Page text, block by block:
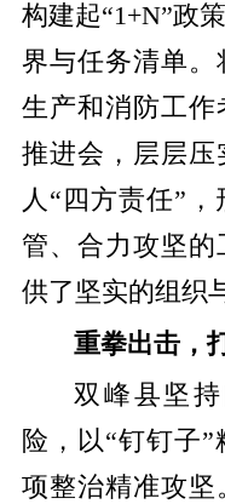
构建起“1+N”政
界与任务清单。
生产和消防工作
推进会，层层压
人“四方责任”
管、合力攻坚的
供了坚实的组织
重拳出击，
双峰县坚
险，以“钉钉子
项整治精准攻坚